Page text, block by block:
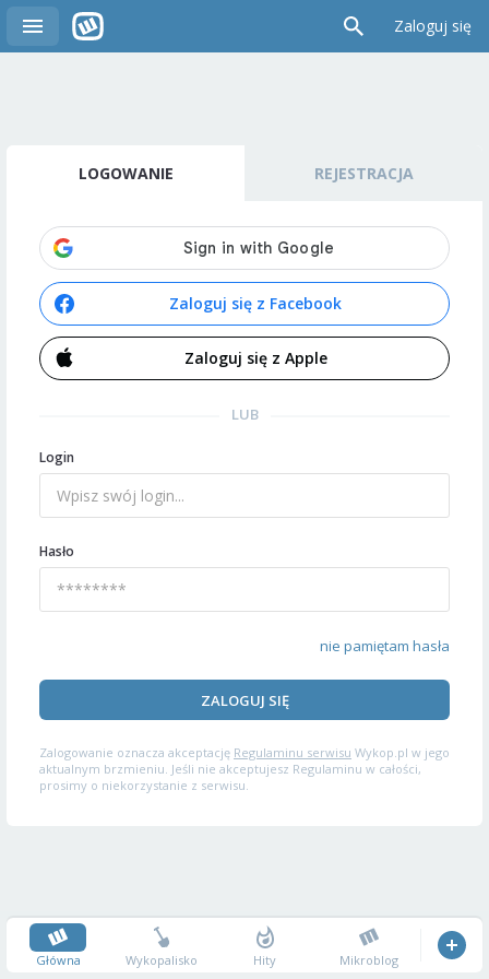
Zaloguj się
LOGOWANIE REJESTRACJA
Zaloguj się z Facebook
Zaloguj się z Apple
LUB
Login
Hasło
nie pamiętam hasła
ZALOGUJ SIĘ
Zalogowanie oznacza akceptację Regulaminu serwisu Wykop.pl w jego
aktualnym brzmieniu. Jeśli nie akceptujesz Regulaminu w całości,
prosimy o niekorzystanie z serwisu.
Główna Wykopalisko Hity Mikroblog